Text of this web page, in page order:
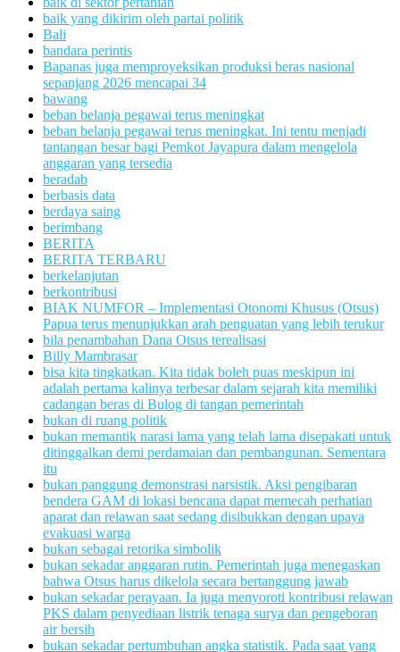
baik yang dikirim oleh partai politik
Bali
bandara perintis
Bapanas juga memproyeksikan produksi beras nasional
sepanjang 2026 mencapai 34
bawang
beban belanja pegawai terus meningkat
beban belanja pegawai terus meningkat. Ini tentu menjadi
tantangan besar bagi Pemkot Jayapura dalam mengelola
anggaran yang tersedia
beradab
berbasis data
berdaya saing
berimbang
BERITA
BERITA TERBARU
berkelanjutan
berkontribusi
BIAK NUMFOR – Implementasi Otonomi Khusus (Otsus)
Papua terus menunjukkan arah penguatan yang lebih terukur
bila penambahan Dana Otsus terealisasi
Billy Mambrasar
bisa kita tingkatkan. Kita tidak boleh puas meskipun ini
adalah pertama kalinya terbesar dalam sejarah kita memiliki
cadangan beras di Bulog di tangan pemerintah
bukan di ruang politik
bukan memantik narasi lama yang telah lama disepakati untuk
ditinggalkan demi perdamaian dan pembangunan. Sementara
itu
bukan panggung demonstrasi narsistik. Aksi pengibaran
bendera GAM di lokasi bencana dapat memecah perhatian
aparat dan relawan saat sedang disibukkan dengan upaya
evakuasi warga
bukan sebagai retorika simbolik
bukan sekadar anggaran rutin. Pemerintah juga menegaskan
bahwa Otsus harus dikelola secara bertanggung jawab
bukan sekadar perayaan. Ia juga menyoroti kontribusi relawan
PKS dalam penyediaan listrik tenaga surya dan pengeboran
air bersih
bukan sekadar pertumbuhan angka statistik. Pada saat yang